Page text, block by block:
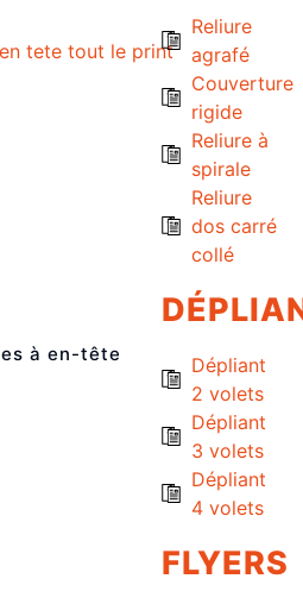
Reliure
agrafé
Couverture
rigide
Reliure à
spirale
Reliure
dos carré
collé
Dépliant
2 volets
Dépliant
3 volets
Dépliant
4 volets
FLYERS
à en-tête